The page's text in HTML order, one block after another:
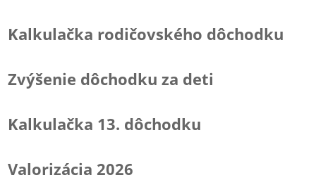
Kalkulačka rodičovského dôchodku
Zvýšenie dôchodku za deti
Kalkulačka 13. dôchodku
Valorizácia 2026